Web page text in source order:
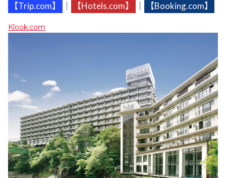
【Trip.com】
【Hotels.com】 【Booking.com】
Klook.com